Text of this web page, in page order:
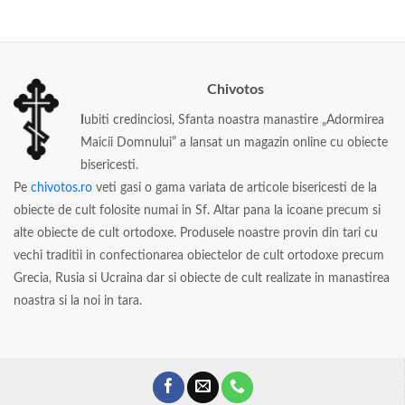
Chivotos
ubiti credinciosi, Sfanta noastra manastire „Adormirea
Maicii Domnului” a lansat un magazin online cu obiecte
bisericesti.
Pe chivotos.ro veti gasi o gama variata de articole bisericesti de la
obiecte de cult folosite numai in Sf. Altar pana la icoane precum si
alte obiecte de cult ortodoxe. Produsele noastre provin din tari cu
vechi traditii in confectionarea obiectelor de cult ortodoxe precum
Grecia, Rusia si Ucraina dar si obiecte de cult realizate in manastirea
noastra si la noi in tara.